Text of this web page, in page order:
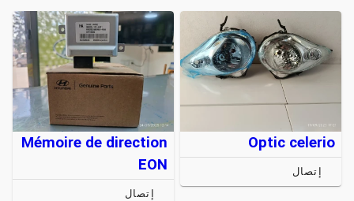
Optic celerio
إتصال
Mémoire de direction
EON
إتصال